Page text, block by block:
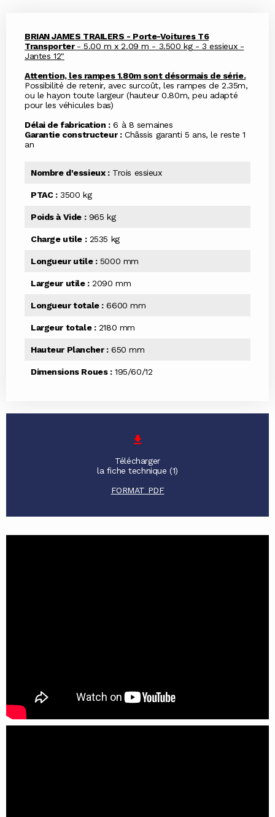
BRIAN JAMES TRAILERS - Porte-Voitures T6
Transporter - 5.00 m x 2.09 m - 3.500 kg - 3 essieux -
Jantes 12"
Attention, les rampes 1.80m sont désormais de série.
Possibilité de retenir, avec surcoût, les rampes de 2.35m,
ou le hayon toute largeur (hauteur 0.80m, peu adapté
pour les véhicules bas)
Délai de fabrication :6 à 8 semaines
Garantie constructeur :Châssis garanti 5 ans, le reste 1
an
Nombre d'essieux :Trois essieux
PTAC :3500 kg
Poids à Vide :965 kg
Charge utile :2535 kg
Longueur utile :5000 mm
Largeur utile :2090 mm
Longueur totale :6600 mm
Largeur totale :2180 mm
Hauteur Plancher :650 mm
Dimensions Roues :195/60/12
Télécharger
la fiche technique (1)
FORMAT PDF